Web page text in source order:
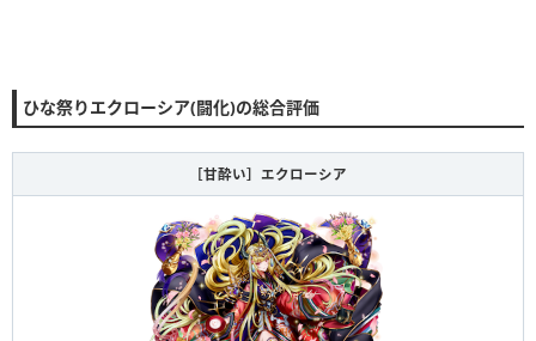
ひな祭りエクローシア(闘化)の総合評価
［甘酔い］エクローシア